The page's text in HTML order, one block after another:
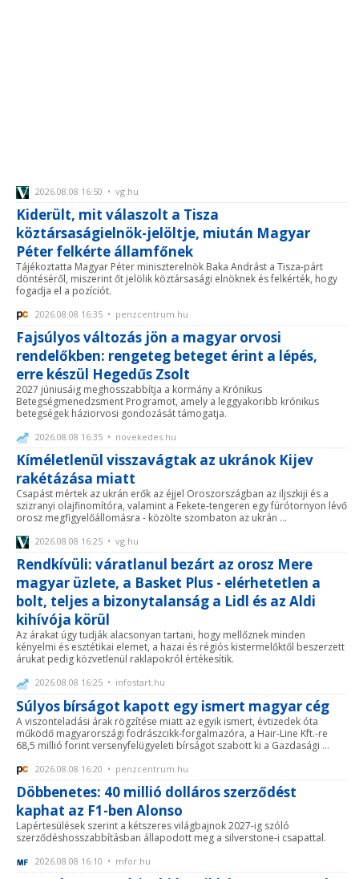
2026.08.08 16:50 • vg.hu
Kiderült, mit válaszolt a Tisza
köztársaságielnök-jelöltje, miután Magyar
Péter felkérte államfőnek
Tájékoztatta Magyar Péter miniszterelnök Baka Andrást a Tisza-párt
döntéséről, miszerint őt jelölik köztársasági elnöknek és felkérték, hogy
fogadja el a pozíciót.
2026.08.08 16:35 • penzcentrum.hu
Fajsúlyos változás jön a magyar orvosi
rendelőkben: rengeteg beteget érint a lépés,
erre készül Hegedűs Zsolt
2027 júniusáig meghosszabbítja a kormány a Krónikus
Betegségmenedzsment Programot, amely a leggyakoribb krónikus
betegségek háziorvosi gondozását támogatja.
2026.08.08 16:35 • novekedes.hu
Kíméletlenül visszavágtak az ukránok Kijev
rakétázása miatt
Csapást mértek az ukrán erők az éjjel Oroszországban az iljszkiji és a
szizranyi olajfinomítóra, valamint a Fekete-tengeren egy fúrótornyon lévő
orosz megfigyelőállomásra - közölte szombaton az ukrán ...
2026.08.08 16:25 • vg.hu
Rendkívüli: váratlanul bezárt az orosz Mere
magyar üzlete, a Basket Plus - elérhetetlen a
bolt, teljes a bizonytalanság a Lidl és az Aldi
kihívója körül
Az árakat úgy tudják alacsonyan tartani, hogy mellőznek minden
kényelmi és esztétikai elemet, a hazai és régiós kistermelőktől beszerzett
árukat pedig közvetlenül raklapokról értékesítik.
2026.08.08 16:25 • infostart.hu
Súlyos bírságot kapott egy ismert magyar cég
A viszonteladási árak rögzítése miatt az egyik ismert, évtizedek óta
működő magyarországi fodrászcikk-forgalmazóra, a Hair-Line Kft.-re
68,5 millió forint versenyfelügyeleti bírságot szabott ki a Gazdasági ...
2026.08.08 16:20 • penzcentrum.hu
Döbbenetes: 40 millió dolláros szerződést
kaphat az F1-ben Alonso
Lapértesülések szerint a kétszeres világbajnok 2027-ig szóló
szerződéshosszabbításban állapodott meg a silverstone-i csapattal.
2026.08.08 16:10 • mfor.hu